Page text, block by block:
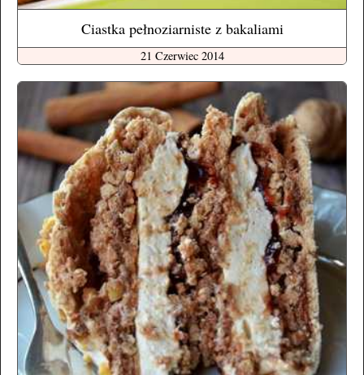
Ciastka pełnoziarniste z bakaliami
21 Czerwiec 2014